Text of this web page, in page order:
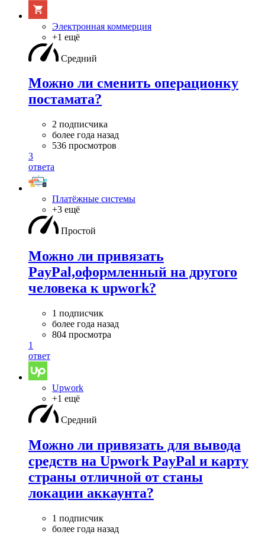
Электронная коммерция
+1 ещё
Средний
Можно ли сменить операционку
постамата?
2 подписчика
более года назад
536 просмотров
3
ответа
Платёжные системы
+3 ещё
Простой
Можно ли привязать
PayPal,оформленный на другого
человека к upwork?
1 подписчик
более года назад
804 просмотра
1
ответ
Upwork
+1 ещё
Средний
Можно ли привязать для вывода
средств на Upwork PayPal и карту
страны отличной от станы
локации аккаунта?
1 подписчик
более года назад